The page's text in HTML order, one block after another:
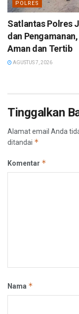
POLRES
Satlantas Polres
dan
Aman dan Tertib
AGUSTUS 7, 2026
Tinggalkan
Alamat email Anda
ditandai *
Komentar *
Nama *